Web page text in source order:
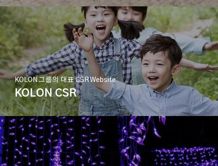
KOLON 그룹의 대표 CSR Website
KOLON CSR